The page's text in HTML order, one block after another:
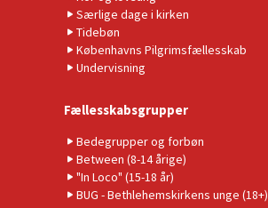
Særlige dage i kirken
Tidebøn
Københavns Pilgrimsfællesskab
Undervisning
Fællesskabsgrupper
Bedegrupper og forbøn
Between (8-14 årige)
"In Loco" (15-18 år)
BUG - Bethlehemskirkens unge (18+)